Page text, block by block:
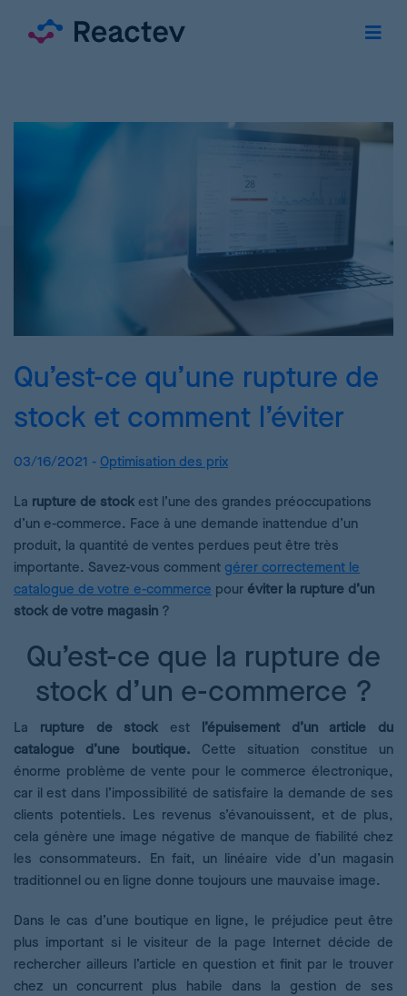
Qu’est-ce qu’une rupture de
stock et comment l’éviter
03/16/2021 - Optimisation des prix
La rupture de stock est l’une des grandes préoccupations
d’un e-commerce. Face à une demande inattendue d’un
produit, la quantité de ventes perdues peut être très
importante. Savez-vous comment gérer correctement le
catalogue de votre e-commerce pour éviter la rupture d’un
stock de votre magasin ?
Qu’est-ce que la rupture de
stock d’un e-commerce ?
La rupture de stock est l’épuisement d’un article du
catalogue d’une boutique. Cette situation constitue un
énorme problème de vente pour le commerce électronique,
car il est dans l’impossibilité de satisfaire la demande de ses
clients potentiels. Les revenus s’évanouissent, et de plus,
cela génère une image négative de manque de fiabilité chez
les consommateurs. En fait, un linéaire vide d’un magasin
traditionnel ou en ligne donne toujours une mauvaise image.
Dans le cas d’une boutique en ligne, le préjudice peut être
plus important si le visiteur de la page Internet décide de
rechercher ailleurs l’article en question et finit par le trouver
chez un concurrent plus habile dans la gestion de ses